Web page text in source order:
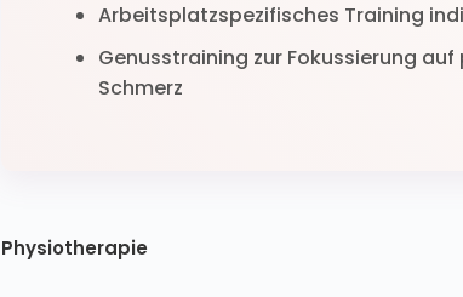
Arbeitsplatzspezifisches Training
Genusstraining zur Fokussierung
Schmerz
Physiotherapie